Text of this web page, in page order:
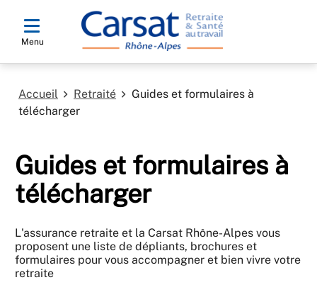
Menu
Accueil Retraité
Guides et formulaires à
télécharger
Guides et formulaires à
télécharger
L'assurance retraite et la Carsat Rhône-Alpes vous
proposent une liste de dépliants, brochures et
formulaires pour vous accompagner et bien vivre votre
retraite